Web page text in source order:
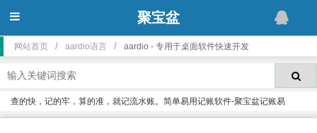
聚宝盆
网站首页 / aardio语言 / aardio - 专用于桌面软件快速开发
查的快，记的牢，算的准，就记流水账。简单易用记账软件-聚宝盆记账易